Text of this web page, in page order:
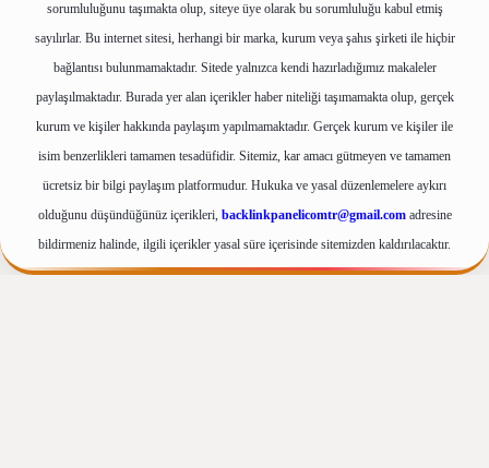
sorumluluğunu taşımakta olup, siteye üye olarak bu sorumluluğu kabul etmiş
sayılırlar. Bu internet sitesi, herhangi bir marka, kurum veya şahıs şirketi ile hiçbir
bağlantısı bulunmamaktadır. Sitede yalnızca kendi hazırladığımız makaleler
paylaşılmaktadır. Burada yer alan içerikler haber niteliği taşımamakta olup, gerçek
kurum ve kişiler hakkında paylaşım yapılmamaktadır. Gerçek kurum ve kişiler ile
isim benzerlikleri tamamen tesadüfidir. Sitemiz, kar amacı gütmeyen ve tamamen
ücretsiz bir bilgi paylaşım platformudur. Hukuka ve yasal düzenlemelere aykırı
olduğunu düşündüğünüz içerikleri, backlinkpanelicomtr@gmail.comadresine
bildirmeniz halinde, ilgili içerikler yasal süre içerisinde sitemizden kaldırılacaktır.